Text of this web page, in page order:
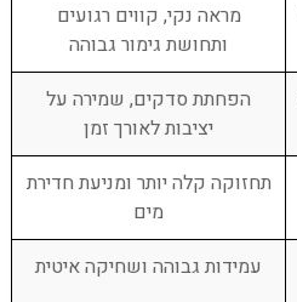
מראה נקי, קווים רגועים
ותחושת גימור גבוהה
הפחתת סדקים, שמירה על
יציבות לאורך זמן
תחזוקה קלה יותר ומניעת חדירת
מים
עמידות גבוהה ושחיקה איטית